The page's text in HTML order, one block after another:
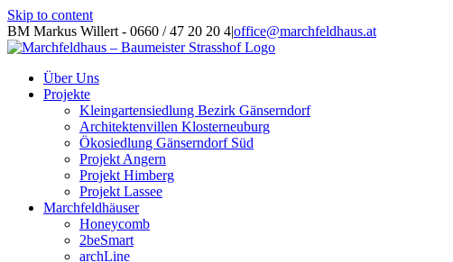
Skip to content
BM Markus Willert - 0660 / 47 20 20 4|office@marchfeldhaus.at
Über Uns
Projekte
Kleingartensiedlung Bezirk Gänserndorf
Architektenvillen Klosterneuburg
Ökosiedlung Gänserndorf Süd
Projekt Angern
Projekt Himberg
Projekt Lassee
Marchfeldhäuser
Honeycomb
2beSmart
archLine